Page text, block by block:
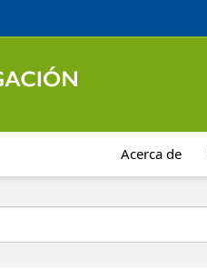
Acerca de